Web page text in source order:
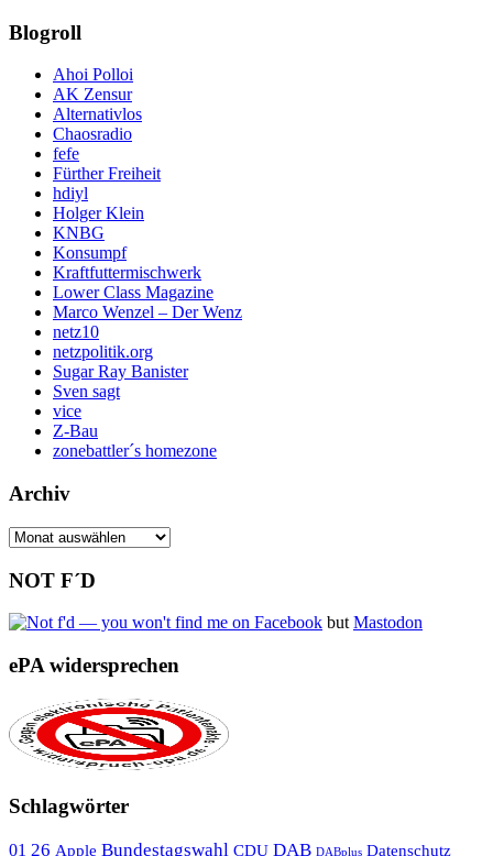
Blogroll
Ahoi Polloi
AK Zensur
Alternativlos
Chaosradio
fefe
Fürther Freiheit
hdiyl
Holger Klein
KNBG
Konsumpf
Kraftfuttermischwerk
Lower Class Magazine
Marco Wenzel – Der Wenz
netz10
netzpolitik.org
Sugar Ray Banister
Sven sagt
vice
Z-Bau
zonebattler´s homezone
Archiv
Archiv
NOT F´D
but Mastodon
ePA widersprechen
Schlagwörter
01 26 Apple Bundestagswahl CDU DAB DABplus Datenschutz